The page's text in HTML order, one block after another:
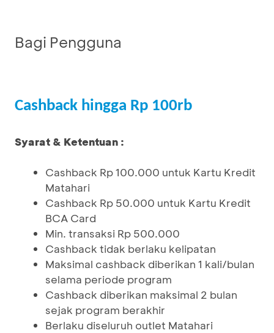
Bagi Pengguna
Cashback hingga Rp 100rb
Syarat & Ketentuan :
Cashback Rp 100.000 untuk Kartu Kredit
Matahari
Cashback Rp 50.000 untuk Kartu Kredit
BCA Card
Min. transaksi Rp 500.000
Cashback tidak berlaku kelipatan
Maksimal cashback diberikan 1 kali/bulan
selama periode program
Cashback diberikan maksimal 2 bulan
sejak program berakhir
Berlaku diseluruh outlet Matahari